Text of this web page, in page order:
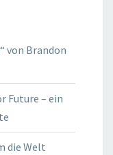
von Brandon
Future – ein
die Welt